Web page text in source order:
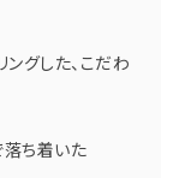
グした、こだわ
落ち着いた